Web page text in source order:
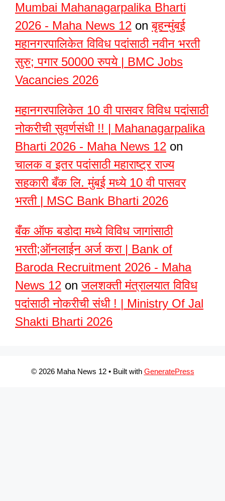
Mumbai Mahanagarpalika Bharti
2026 - Maha News 12 onबृहन्मुंबई
महानगरपालिकेत विविध पदांसाठी नवीन भरती
सुरु; पगार 50000 रुपये | BMC Jobs
Vacancies 2026
महानगरपालिकेत 10 वी पासवर विविध पदांसाठी
नोकरीची सुवर्णसंधी !! | Mahanagarpalika
Bharti 2026 - Maha News 12 on
चालक व इतर पदांसाठी महाराष्ट्र राज्य
सहकारी बँक लि. मुंबई मध्ये 10 वी पासवर
भरती | MSC Bank Bharti 2026
बँक ऑफ बडोदा मध्ये विविध जागांसाठी
भरती;ऑनलाईन अर्ज करा | Bank of
Baroda Recruitment 2026 - Maha
News 12 onजलशक्ती मंत्रालयात विविध
पदांसाठी नोकरीची संधी ! | Ministry Of Jal
Shakti Bharti 2026
© 2026 Maha News 12• Built with GeneratePress